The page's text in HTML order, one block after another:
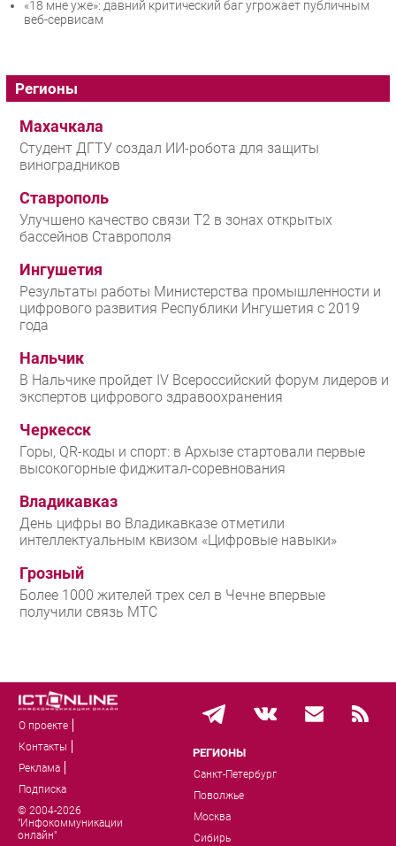
«18 мне уже»: давний критический баг угрожает публичным
веб-сервисам
Регионы
Махачкала
Студент ДГТУ создал ИИ-робота для защиты
виноградников
Ставрополь
Улучшено качество связи T2 в зонах открытых
бассейнов Ставрополя
Ингушетия
Результаты работы Министерства промышленности и
цифрового развития Республики Ингушетия с 2019
года
Нальчик
В Нальчике пройдет IV Всероссийский форум лидеров и
экспертов цифрового здравоохранения
Черкесск
Горы, QR-коды и спорт: в Архызе стартовали первые
высокогорные фиджитал-соревнования
Владикавказ
День цифры во Владикавказе отметили
интеллектуальным квизом «Цифровые навыки»
Грозный
Более 1000 жителей трех сел в Чечне впервые
получили связь МТС
О проекте
Контакты
Реклама
Подписка
© 2004-2026
"Инфокоммуникации
онлайн"
РЕГИОНЫ
Санкт-Петербург
Поволжье
Москва
Сибирь